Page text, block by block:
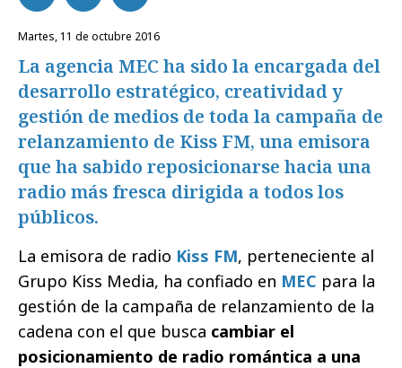
martes, 11 de octubre 2016
La agencia MEC ha sido la encargada del
desarrollo estratégico, creatividad y
gestión de medios de toda la campaña de
relanzamiento de Kiss FM, una emisora
que ha sabido reposicionarse hacia una
radio más fresca dirigida a todos los
públicos.
La emisora de radio Kiss FM, perteneciente al
Grupo Kiss Media, ha confiado en MEC para la
gestión de la campaña de relanzamiento de la
cadena con el que busca cambiar el
posicionamiento de radio romántica a una